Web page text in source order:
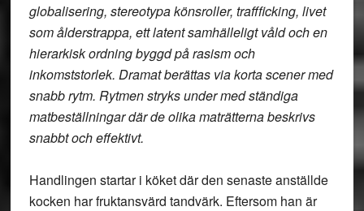
globalisering, stereotypa könsroller, traffficking, livet
som ålderstrappa, ett latent samhälleligt våld och en
hierarkisk ordning byggd på rasism och
inkomststorlek. Dramat berättas via korta scener med
snabb rytm. Rytmen stryks under med ständiga
matbeställningar där de olika maträtterna beskrivs
snabbt och effektivt.
Handlingen startar i köket där den senaste anställde
kocken har fruktansvärd tandvärk. Eftersom han är